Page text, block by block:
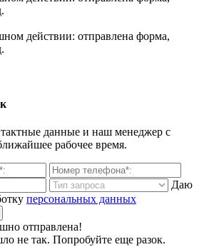
действии: отправлена форма,
данные и наш менеджер с
рабочее время.
Даю
персональных данных
отправлена!
не так. Попробуйте еще разок.